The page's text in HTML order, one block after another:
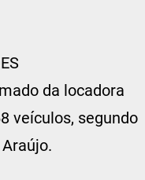
da locadora
veículos, segundo